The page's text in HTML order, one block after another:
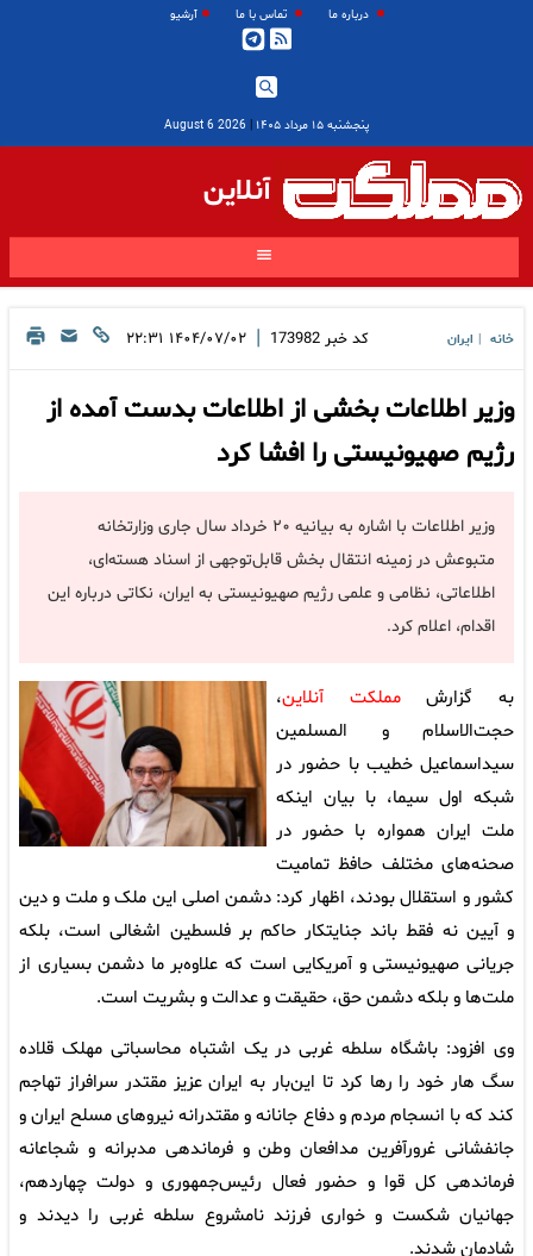
درباره ما تماس با ما آرشیو
پنجشنبه ۱۵ مرداد ۱۴۰۵ |
2026 August 6
آنلاین
خانه ایران کد خبر 173982
| ۱۴۰۴/۰۷/۰۲ ۲۲:۳۱
وزیر اطلاعات بخشی از اطلاعات بدست آمده از
رژیم صهیونیستی را افشا کرد
وزیر اطلاعات با اشاره به بیانیه ۲۰ خرداد سال جاری وزارتخانه
متبوعش در زمینه انتقال بخش قابل‌توجهی از اسناد هسته‌ای،
اطلاعاتی، نظامی و علمی رژیم صهیونیستی به ایران، نکاتی درباره این
اقدام، اعلام کرد.
به گزارشمملکت آنلاین،
حجت‌الاسلام و المسلمین
سیداسماعیل خطیب با حضور در
شبکه اول سیما، با بیان اینکه
ملت ایران همواره با حضور در
صحنه‌های مختلف حافظ تمامیت
کشور و استقلال بودند، اظهار کرد: دشمن اصلی این ملک و ملت و دین
و آیین نه فقط باند جنایتکار حاکم بر فلسطین اشغالی است، بلکه
جریانی صهیونیستی و آمریکایی است که علاوه‌بر ما دشمن بسیاری از
ملت‌ها و بلکه دشمن حق، حقیقت و عدالت و بشریت است.
وی افزود: باشگاه سلطه غربی در یک اشتباه محاسباتی مهلک قلاده
سگ هار خود را رها کرد تا این‌بار به ایران عزیز مقتدر سرافراز تهاجم
کند که با انسجام مردم و دفاع جانانه و مقتدرانه نیروهای مسلح ایران و
جانفشانی غرورآفرین مدافعان وطن و فرماندهی مدبرانه و شجاعانه
فرماندهی کل قوا و حضور فعال رئیس‌جمهوری و دولت چهاردهم،
جهانیان شکست و خواری فرزند نامشروع سلطه غربی را دیدند و
شادمان شدند.